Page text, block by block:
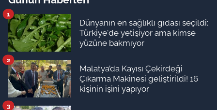
Dünyanın en sağlıklı gıdası seçildi:
Türkiye'de yetişiyor ama kimse
yüzüne bakmıyor
1
Malatya’da Kayısı Çekirdeği
Çıkarma Makinesi geliştirildi! 16
kişinin işini yapıyor
2
3